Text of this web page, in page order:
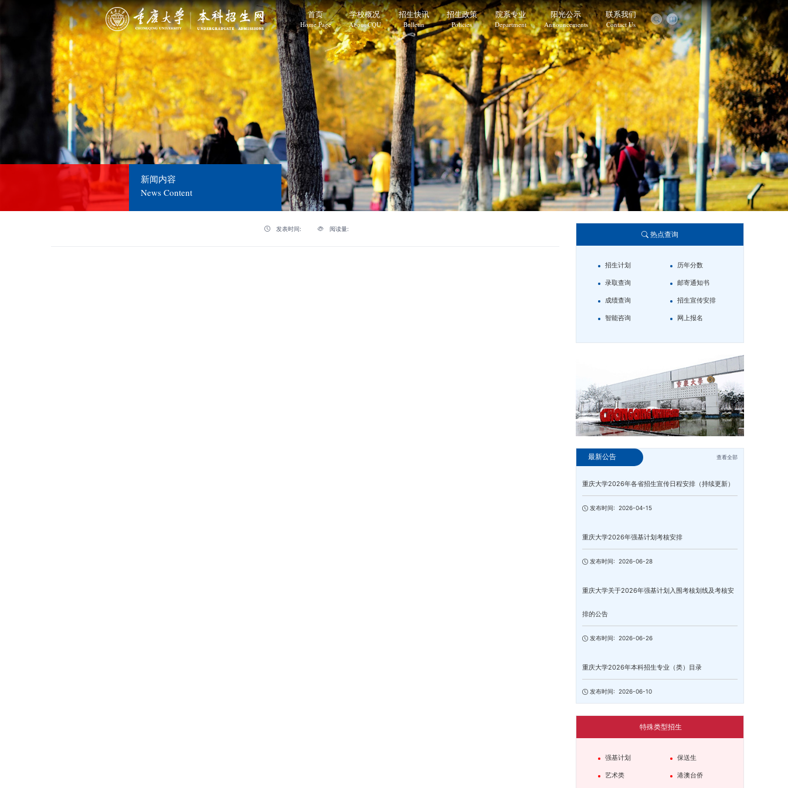
首页
Home Page
学校概况
About CQU
招生快讯
Bulletin
招生政策
Policies
院系专业
Department
阳光公示
Announcements
联系我们
Contact Us
新闻内容
News Content
发表时间: 阅读量:
热点查询
招生计划 历年分数
录取查询 邮寄通知书
成绩查询 招生宣传安排
智能咨询 网上报名
最新公告 查看全部
重庆大学2026年各省招生宣传日程安排（持续更新）
发布时间: 2026-04-15
重庆大学2026年强基计划考核安排
发布时间: 2026-06-28
重庆大学关于2026年强基计划入围考核划线及考核安
排的公告
发布时间: 2026-06-26
重庆大学2026年本科招生专业（类）目录
发布时间: 2026-06-10
特殊类型招生
强基计划 保送生
艺术类 港澳台侨